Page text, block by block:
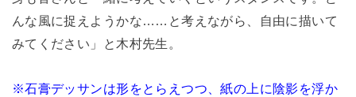
んな風に捉えようかな……と考えながら、自由に描いて
みてください」と木村先生。
※石膏デッサンは形をとらえつつ、紙の上に陰影を浮か